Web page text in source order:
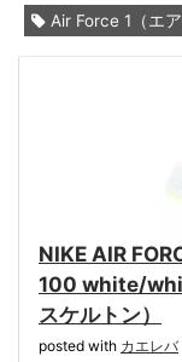
Air Force 1（エア
NIKE AIR
100 white/
スケルトン）
posted with カエレバ